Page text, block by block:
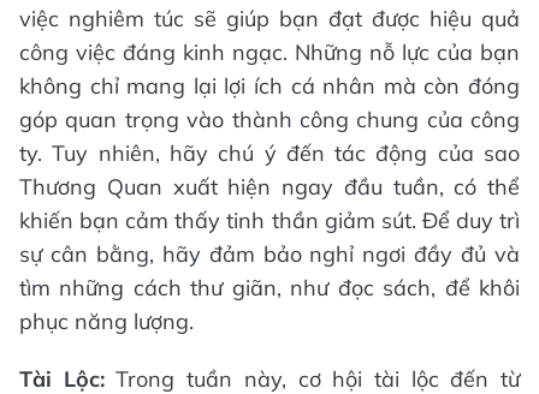
việc nghiêm túc sẽ giúp bạn đạt được hiệu quả
công việc đáng kinh ngạc. Những nỗ lực của bạn
không chỉ mang lại lợi ích cá nhân mà còn đóng
góp quan trọng vào thành công chung của công
ty. Tuy nhiên, hãy chú ý đến tác động của sao
Thương Quan xuất hiện ngay đầu tuần, có thể
khiến bạn cảm thấy tinh thần giảm sút. Để duy trì
sự cân bằng, hãy đảm bảo nghỉ ngơi đầy đủ và
tìm những cách thư giãn, như đọc sách, để khôi
phục năng lượng.
Tài Lộc:Trong tuần này, cơ hội tài lộc đến từ